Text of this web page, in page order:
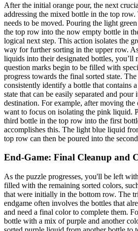
After the initial orange pour, the next
addressing the mixed bottle in the top
needs to be moved. Pouring the light
the top row into the now empty bottle in
logical next step. This action isolates the
way for further sorting in the upper row.
liquids into their designated bottles, you’ll
question marks begin to be filled with
progress towards the final sorted state.
consistently identify a bottle that contains
state that can be easily separated and pour
destination. For example, after moving the
want to focus on isolating the pink liquid.
third bottle in the top row into the first
accomplishes this. The light blue liquid
top row can then be poured into the
End-Game: Final Cleanup and
As the puzzle progresses, you'll be left
filled with the remaining sorted colors,
that were initially in the bottom row. The
endgame often involves the bottles that
and need a final color to complete them.
bottle with a mix of purple and another